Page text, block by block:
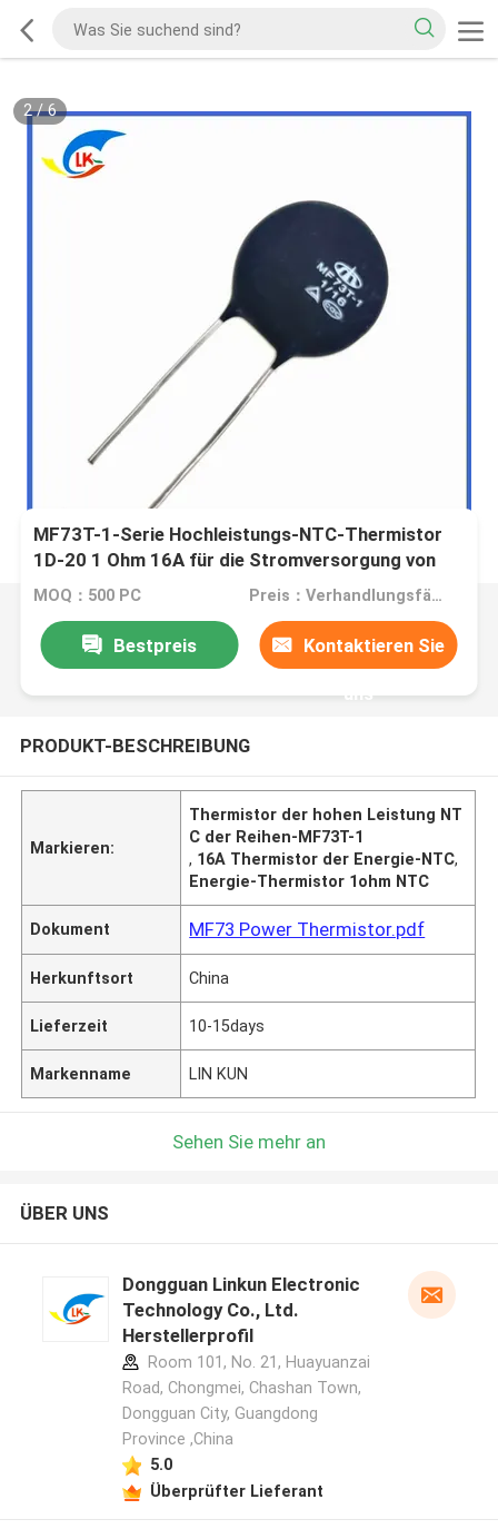
2/6
MF73T-1-Serie Hochleistungs-NTC-Thermistor
1D-20 1 Ohm 16A für die Stromversorgung von
Invertern
MOQ：500 PC Preis：Verhandlungsfähig
Bestpreis Kontaktieren Sie
uns
PRODUKT-BESCHREIBUNG
Markieren:
Thermistor der hohen Leistung NT
C der Reihen-MF73T-1
, 16A Thermistor der Energie-NTC,
Energie-Thermistor 1ohm NTC
Dokument MF73 Power Thermistor.pdf
Herkunftsort China
Lieferzeit 10-15days
Markenname LIN KUN
Sehen Sie mehr an
ÜBER UNS
Dongguan Linkun Electronic
Technology Co., Ltd.
Herstellerprofil
Room 101, No. 21, Huayuanzai
Road, Chongmei, Chashan Town,
Dongguan City, Guangdong
Province ,China
5.0
Überprüfter Lieferant